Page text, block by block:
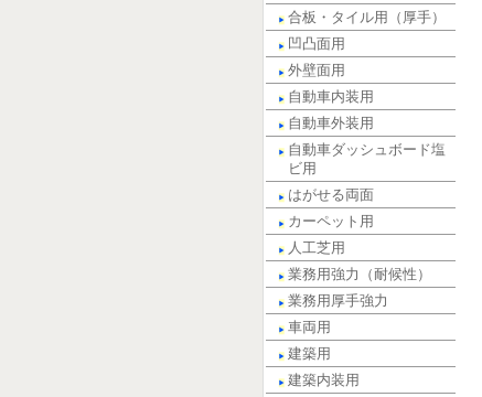
合板・タイル用（厚手）
凹凸面用
外壁面用
自動車内装用
自動車外装用
自動車ダッシュボード塩
ビ用
はがせる両面
カーペット用
人工芝用
業務用強力（耐候性）
業務用厚手強力
車両用
建築用
建築内装用